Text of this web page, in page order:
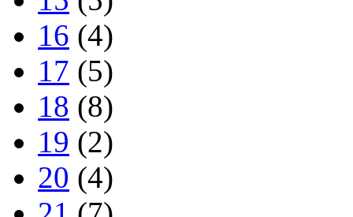
16 (4)
17 (5)
18 (8)
19 (2)
20 (4)